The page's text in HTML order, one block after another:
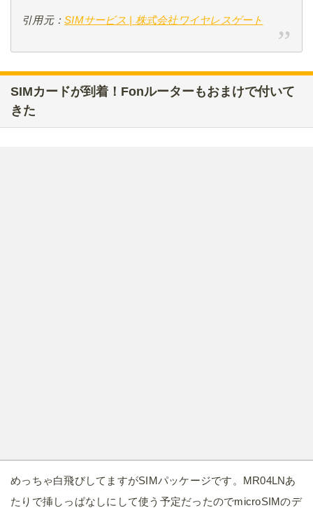
引用元： SIMサービス | 株式会社ワイヤレスゲート
SIMカードが到着！Fonルーターもおまけで付いて
きた
めっちゃ白飛びしてますがSIMパッケージです。MR04LNあ
たりで挿しっぱなしにして使う予定だったのでmicroSIMのデ